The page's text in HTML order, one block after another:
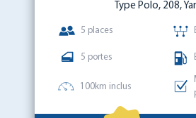
Type Polo, 208,
5 places
5 portes
100km inclus